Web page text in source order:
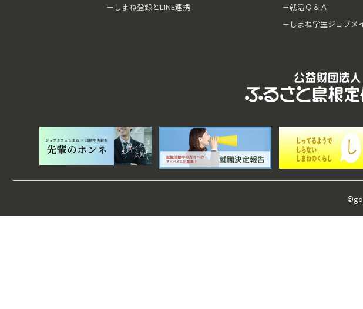
－しまね登録とLINE連携
－就活Ｑ＆Ａ
－しまね学生ジョブメ